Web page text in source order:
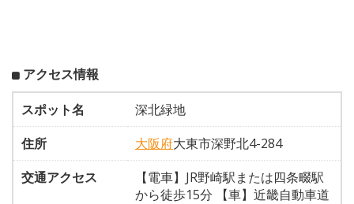
アクセス情報
スポット名
深北緑地
住所
大阪府大東市深野北4-284
交通アクセス
【電車】JR野崎駅または四条畷駅
から徒歩15分 【車】近畿自動車道